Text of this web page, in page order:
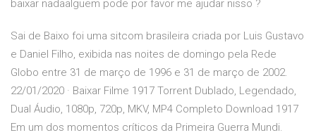
baixar nadaalguem pode por favor me ajudar nisso ?
Sai de Baixo foi uma sitcom brasileira criada por Luis Gustavo
e Daniel Filho, exibida nas noites de domingo pela Rede
Globo entre 31 de março de 1996 e 31 de março de 2002.
22/01/2020 · Baixar Filme 1917 Torrent Dublado, Legendado,
Dual Áudio, 1080p, 720p, MKV, MP4 Completo Download 1917
Em um dos momentos críticos da Primeira Guerra Mundi.